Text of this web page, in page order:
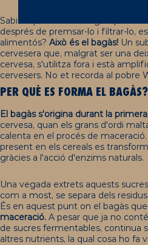
Sabies que el 85% del gra que
després de premsar-lo i filtrar-lo,
alimentós? Això és el bagàs! Un
cervesera que, malgrat ser una
cervesa, s'utilitza fora i està
cervesers. No et recorda al pobre
PER QUÈ ES FORMA EL BAGÀS?
El bagàs s'origina durant la
cervesa, quan els grans d'ordi
calenta en el procés de
present en els cereals es
gràcies a l'acció d'enzims naturals.
Una vegada extrets aquests
com a most, se separa dels
És en aquest punt on el bagàs
maceració. A pesar que ja no
de sucres fermentables, continua
altres nutrients, la qual cosa ho fa